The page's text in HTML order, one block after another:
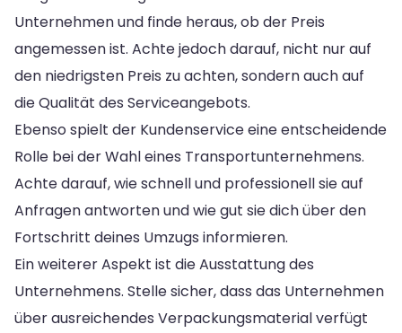
Unternehmen und finde heraus, ob der Preis
angemessen ist. Achte jedoch darauf, nicht nur auf
den niedrigsten Preis zu achten, sondern auch auf
die Qualität des Serviceangebots.
Ebenso spielt der Kundenservice eine entscheidende
Rolle bei der Wahl eines Transportunternehmens.
Achte darauf, wie schnell und professionell sie auf
Anfragen antworten und wie gut sie dich über den
Fortschritt deines Umzugs informieren.
Ein weiterer Aspekt ist die Ausstattung des
Unternehmens. Stelle sicher, dass das Unternehmen
über ausreichendes Verpackungsmaterial verfügt